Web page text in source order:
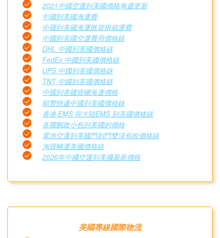
2021中國空運到美國價格每週更新
中國到美國海運費
中國到美國海運散貨拼箱運費
中國到美國空運費用價格錶
DHL 中國到美國價格錶
FedEx 中國到美國價格錶
UPS 中國到美國價格錶
TNT 中國到美國價格錶
中國到美國貨櫃海運價格
順豐快遞中國到美國價格錶
香港 EMS 與大陸EMS 到美國價格錶
各國郵政小包到美國的價格
電池空運到美國門到門雙清包稅價格錶
淘寶轉運美國價格錶
2026年中國空運到美國最新價格
美國專線國際物流